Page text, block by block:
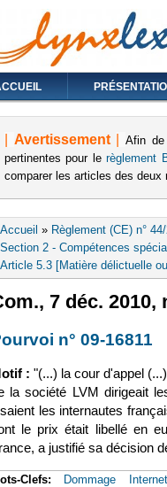
Avertissement Afin
pertinentes pour lerèglement
comparer les articles des deux
Vous êtes ici
Accueil » Règlement (CE) n°
Section 2 - Compétences
Article 5.3 [Matière délictuelle
7 déc. 2010,
n° 09-16811
: "(...) la cour d'appel
la société LVM dirigeait
les internautes
le prix était libellé en
a justifié sa décision
Clefs: Dommage Internet